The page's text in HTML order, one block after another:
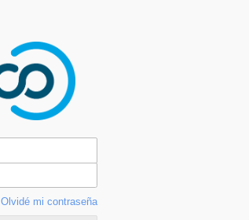
Olvidé mi contraseña